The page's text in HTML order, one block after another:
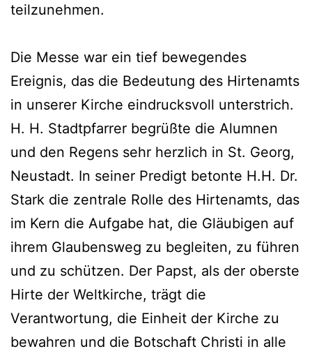
teilzunehmen.
Die Messe war ein tief bewegendes
Ereignis, das die Bedeutung des Hirtenamts
in unserer Kirche eindrucksvoll unterstrich.
H. H. Stadtpfarrer begrüßte die Alumnen
und den Regens sehr herzlich in St. Georg,
Neustadt. In seiner Predigt betonte H.H. Dr.
Stark die zentrale Rolle des Hirtenamts, das
im Kern die Aufgabe hat, die Gläubigen auf
ihrem Glaubensweg zu begleiten, zu führen
und zu schützen. Der Papst, als der oberste
Hirte der Weltkirche, trägt die
Verantwortung, die Einheit der Kirche zu
bewahren und die Botschaft Christi in alle